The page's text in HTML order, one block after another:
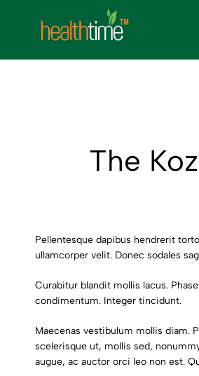
दुनिया से परे 100% नेचुरल त्वचा के लिए वरदान, स्वस्थ
दुनिया से परे 100% नेचुरल त्वचा के लिए वरदान, स्वस्थ
दुनिया से परे 100% नेचुरल त्वचा के लिए वरदान, स्वस्थ
The
Pellentesque dapibus hendrerit
ullamcorper velit. Donec sodales
Curabitur blandit mollis lacus.
condimentum. Integer tincidunt.
Maecenas vestibulum mollis diam.
scelerisque ut, mollis sed,
augue, ac auctor orci leo non est.